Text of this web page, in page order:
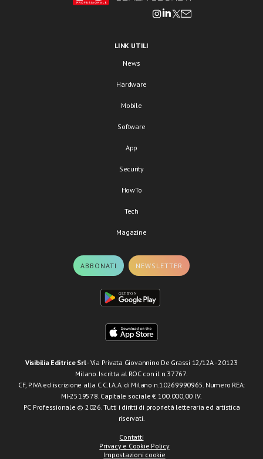
LINK UTILI
News
Hardware
Mobile
Software
App
Security
HowTo
Tech
Magazine
ABBONATI NEWSLETTER
Visibilia Editrice Srl- Via Privata Giovannino De Grassi 12/12A - 20123
Milano. Iscritta al ROC con il n.37767.
CF, P.IVA ed iscrizione alla C.C.I.A.A. di Milano n.10269990965. Numero REA:
MI-2519578. Capitale sociale € 100.000,00 I.V.
PC Professionale © 2026. Tutti i diritti di proprietà letteraria ed artistica
riservati.
Contatti
Privacy e Cookie Policy
Impostazioni cookie